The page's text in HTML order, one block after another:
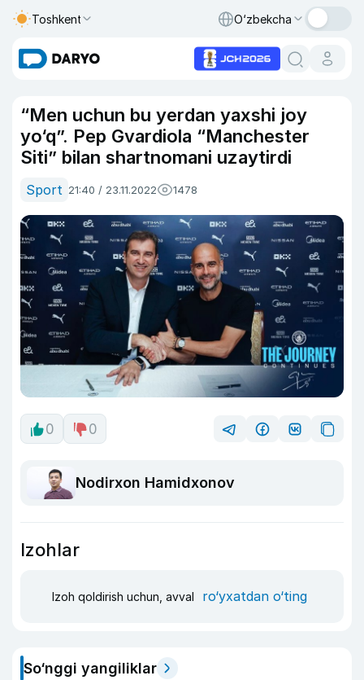
Toshkent O‘zbekcha
“Men uchun bu yerdan yaxshi joy
yo‘q”. Pep Gvardiola “Manchester
Siti” bilan shartnomani uzaytirdi
Sport 21:40 / 23.11.2022 1478
0 0
Nodirxon Hamidxonov
Izohlar
Izoh qoldirish uchun, avval ro‘yxatdan o‘ting
So‘nggi yangiliklar